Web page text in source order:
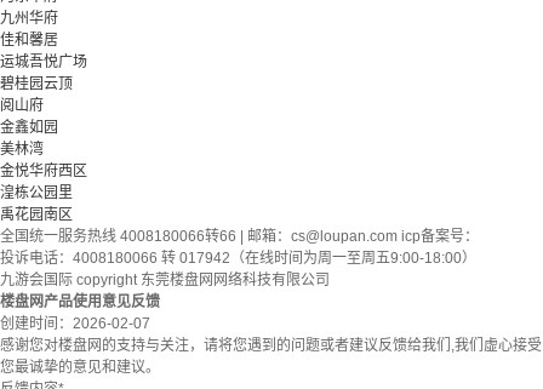
九州华府
佳和馨居
运城吾悦广场
碧桂园云顶
阅山府
金鑫如园
美林湾
金悦华府西区
湟栋公园里
禹花园南区
全国统一服务热线 4008180066转66 | 邮箱： cs@loupan.com icp备案号：
投诉电话：4008180066 转 017942（在线时间为周一至周五9:00-18:00）
九游会国际 copyright 东莞楼盘网网络科技有限公司
楼盘网产品使用意见反馈
创建时间： 2026-02-07
感谢您对楼盘网的支持与关注，请将您遇到的问题或者建议反馈给我们,我们虚心接受
您最诚挚的意见和建议。